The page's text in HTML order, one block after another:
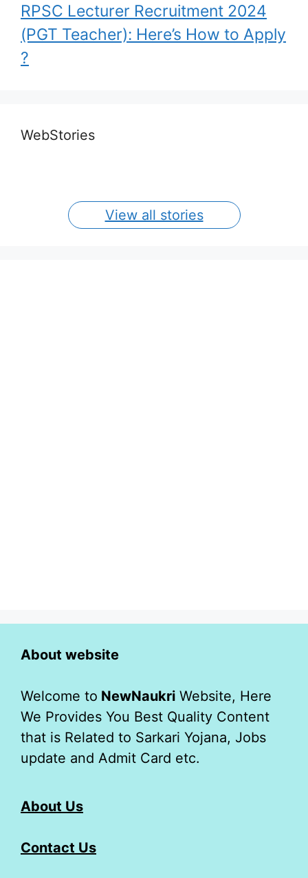
RPSC Lecturer Recruitment 2024
(PGT Teacher): Here’s How to Apply
?
WebStories
Biography l UPSC
2023
Highest Paying
Government Jobs
View all stories
About website
Welcome to NewNaukri Website, Here
We Provides You Best Quality Content
that is Related to Sarkari Yojana, Jobs
update and Admit Card etc.
About Us
Contact Us